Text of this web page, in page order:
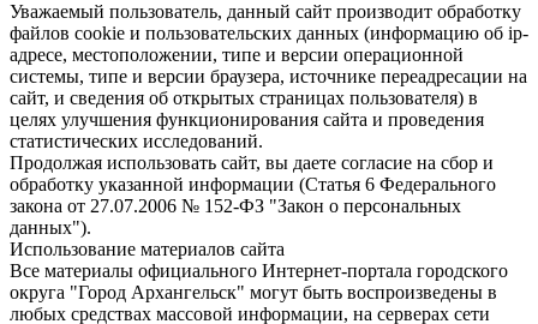
Уважаемый пользователь, данный сайт производит обработку
файлов cookie и пользовательских данных (информацию об ip-
адресе, местоположении, типе и версии операционной
системы, типе и версии браузера, источнике переадресации на
сайт, и сведения об открытых страницах пользователя) в
целях улучшения функционирования сайта и проведения
статистических исследований.
Продолжая использовать сайт, вы даете согласие на сбор и
обработку указанной информации (Статья 6 Федерального
закона от 27.07.2006 № 152-ФЗ "Закон о персональных
данных").
Использование материалов сайта
Все материалы официального Интернет-портала городского
округа "Город Архангельск" могут быть воспроизведены в
любых средствах массовой информации, на серверах сети